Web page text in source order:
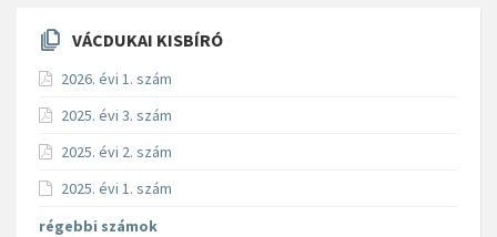
VÁCDUKAI KISBÍRÓ
2026. évi 1. szám
2025. évi 3. szám
2025. évi 2. szám
2025. évi 1. szám
régebbi számok